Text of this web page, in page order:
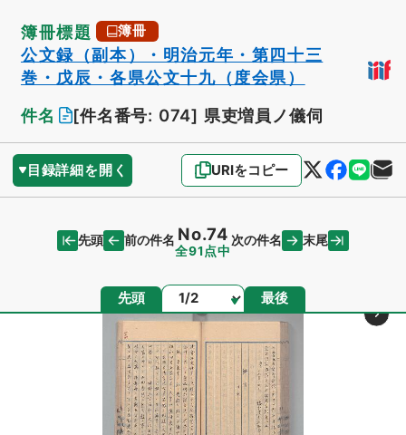
簿冊標題 簿冊
公文録（副本）・明治元年・第四十三
巻・戊辰・各県公文十九（度会県）
件名
[件名番号: 074] 県吏増員ノ儀伺
目録詳細を開く URIをコピー
先頭 前の件名 No.74
全91点中
次の件名 末尾
先頭 ページ 最後